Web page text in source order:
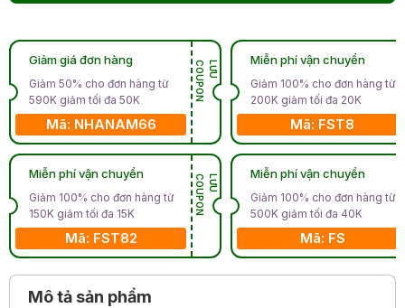
Giảm giá đơn hàng
Giảm 50% cho đơn hàng từ
590K giảm tối đa 50K
Mã: NHANAM66
L
Ư
U
C
O
U
P
O
N
Miễn phí vận chuyển
Giảm 100% cho đơn hàng từ
150K giảm tối đa 15K
Mã: FST82
L
Ư
U
C
O
U
P
O
N
Miễn phí vận chuyển
Giảm 100% cho đơn hàng từ
200K giảm tối đa 20K
Mã: FST8
Miễn phí vận chuyển
Giảm 100% cho đơn hàng từ
500K giảm tối đa 40K
Mã: FS
Mô tả sản phẩm